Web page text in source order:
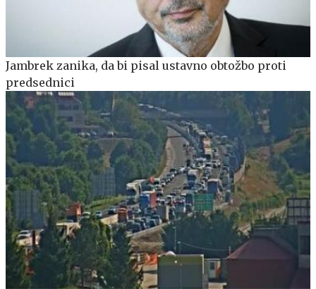
Jambrek zanika, da bi pisal ustavno obtožbo proti
predsednici